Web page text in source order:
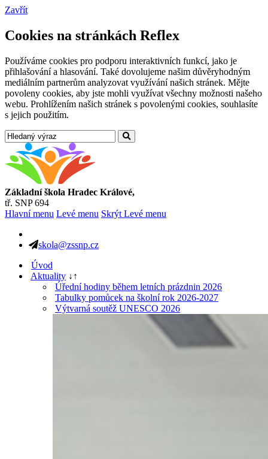
Zavřít
Cookies na stránkách Reflex
Používáme cookies pro podporu interaktivních funkcí, jako je
přihlašování a hlasování. Také dovolujeme našim důvěryhodným
mediálním partnerům analyzovat využívání našich stránek. Mějte
povoleny cookies, aby jste mohli využívat všechny možnosti našeho
webu. Prohlížením našich stránek s povolenými cookies, souhlasíte
s jejich použitím.
Základní škola Hradec Králové,
tř. SNP 694
Hlavní menu Levé menu Skrýt Levé menu
skola@zssnp.cz
Úvod
Aktuality ↓ ↑
Úřední hodiny během letních prázdnin 2026
Tabulky pomůcek na školní rok 2026-2027
Výtvarná soutěž UNESCO 2026